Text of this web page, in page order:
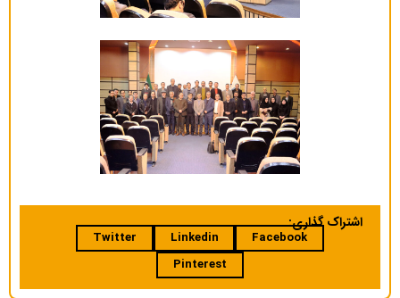
اشتراک گذاری:
Facebook
Linkedin
Twitter
Pinterest